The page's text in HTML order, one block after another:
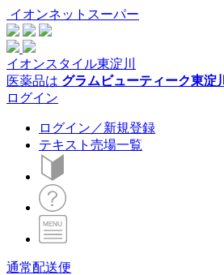
イオンネットスーパー
イオンスタイル東淀川
医薬品は グラムビューティーク東淀川
ログイン
ログイン／新規登録
テキスト売場一覧
通常配送便